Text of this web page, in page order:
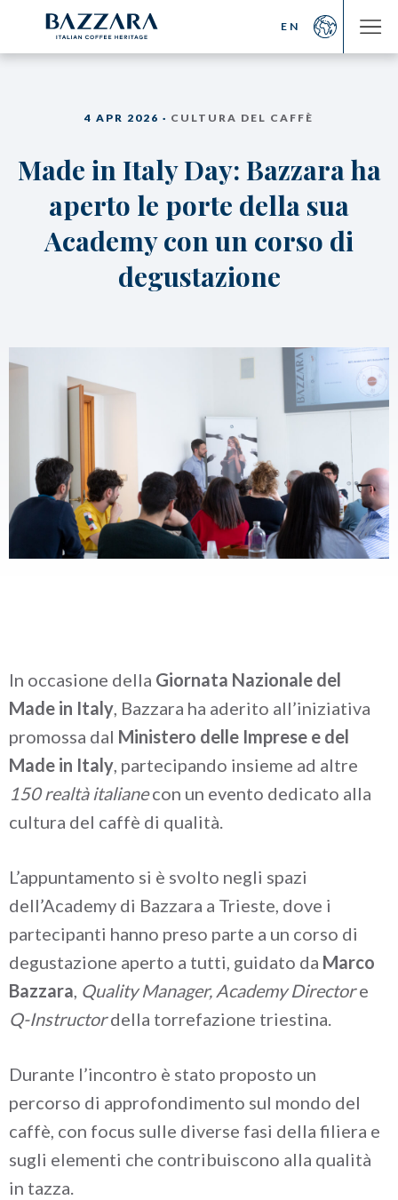
EN
CAFFÈ
Blend
Monorigini
Bioarabica
Decaffeinato
Diventa distributore
FORMAZIONE
Marco Bazzara
I corsi
Location
Photogallery
Dicono di noi
PROGETTI
Cappuccino Italiano:
Latte Art
Coffeexperts
AZIENDA
Chi Siamo
Impegno Sociale
4 APR 2026 · CULTURA DEL CAFFÈ
Made in Italy Day: Bazzara ha
aperto le porte della sua
Academy con un corso di
degustazione
In occasione della Giornata Nazionale del
Made in Italy, Bazzara ha aderito all’iniziativa
promossa dal Ministero delle Imprese e del
Made in Italy, partecipando insieme ad altre
150 realtà italianecon un evento dedicato alla
cultura del caffè di qualità.
L’appuntamento si è svolto negli spazi
dell’Academy di Bazzara a Trieste, dove i
partecipanti hanno preso parte a un corso di
degustazione aperto a tutti, guidato da Marco
Bazzara, Quality Manager, Academy Directore
Q-Instructordella torrefazione triestina.
Durante l’incontro è stato proposto un
percorso di approfondimento sul mondo del
caffè, con focus sulle diverse fasi della filiera e
sugli elementi che contribuiscono alla qualità
in tazza.